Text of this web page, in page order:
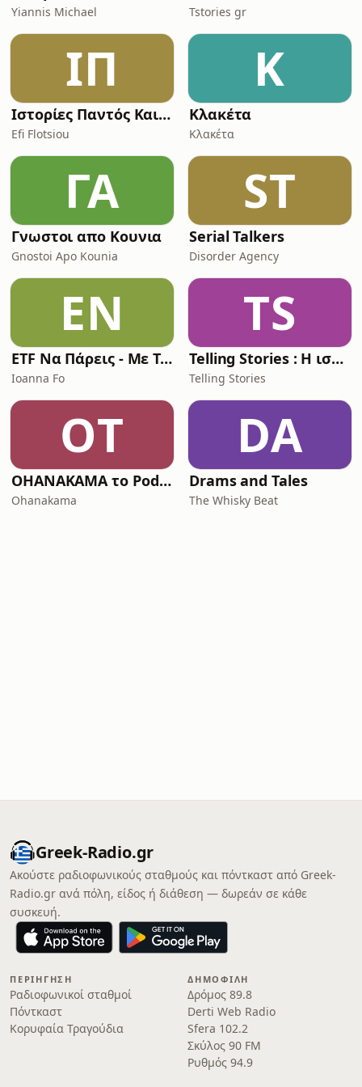
Yiannis Michael Tstories gr
ΙΠ
Ιστορίες Παντός Καιρού
Efi Flotsiou
Κ
Κλακέτα
Κλακέτα
ΓΑ
Γνωστοι απο Κουνια
Gnostoi Apo Kounia
ST
Serial Talkers
Disorder Agency
EΝ
ETF Να Πάρεις - Με Την Ioanna Fo
Ioanna Fo
TS
Telling Stories : Η ιστορία όπως δεν την ξέρατε!
Telling Stories
OΤ
OHANAKAMA το Podcast
Ohanakama
DA
Drams and Tales
The Whisky Beat
Greek-Radio.gr
Ακούστε ραδιοφωνικούς σταθμούς και πόντκαστ από Greek-
Radio.gr ανά πόλη, είδος ή διάθεση — δωρεάν σε κάθε
συσκευή.
ΠΕΡΙΉΓΗΣΗ
Ραδιοφωνικοί σταθμοί
Πόντκαστ
Κορυφαία Τραγούδια
ΔΗΜΟΦΙΛΉ
Δρόμος 89.8
Derti Web Radio
Sfera 102.2
Σκύλος 90 FM
Ρυθμός 94.9